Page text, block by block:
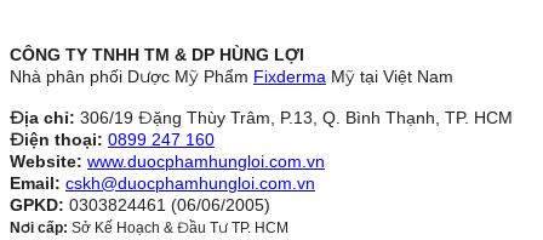
CÔNG TY TNHH TM & DP HÙNG LỢI
Nhà phân phối Dược Mỹ Phẩm Fixderma Mỹ tại Việt Nam
Địa chỉ: 306/19 Đặng Thùy Trâm, P.13, Q. Bình Thạnh, TP. HCM
Điện thoại: 0899 247 160
Website: www.duocphamhungloi.com.vn
Email: cskh@duocphamhungloi.com.vn
GPKD: 0303824461 (06/06/2005)
Nơi cấp: Sở Kế Hoạch & Đầu Tư TP. HCM